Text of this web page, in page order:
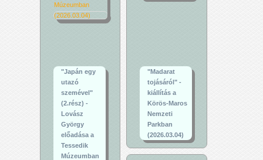
"Japán egy
utazó
szemével"
(2.rész) -
Lovász
György
előadása a
Tessedik
Múzeumban
"Madarat
tojásáról" -
kiállítás a
Körös-Maros
Nemzeti
Parkban
(2026.03.04)